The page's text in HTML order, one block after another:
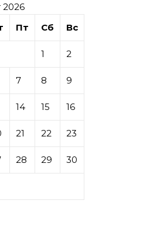
2026
Пт Сб Вс
1 2
7 8 9
14 15 16
21 22 23
28 29 30